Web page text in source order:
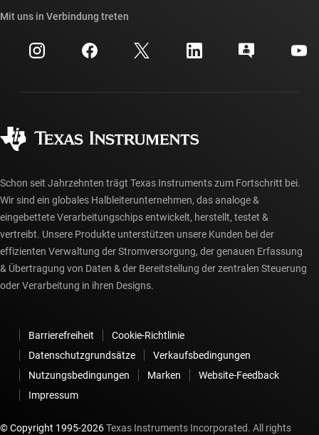
Investorenbeziehungen
Fertigung
Querverweis-Suche
Kundensupportzentrum
myTI-Konto FAQs
Häufig gestellte Fragen zu Bestellungen
Mit uns in Verbindung treten
Schon seit Jahrzehnten trägt Texas Instruments zum Fortschritt bei.
Wir sind ein globales Halbleiterunternehmen, das analoge &
eingebettete Verarbeitungschips entwickelt, herstellt, testet &
vertreibt. Unsere Produkte unterstützen unsere Kunden bei der
effizienten Verwaltung der Stromversorgung, der genauen Erfassung
& Übertragung von Daten & der Bereitstellung der zentralen Steuerung
oder Verarbeitung in ihren Designs.
Barrierefreiheit
Cookie-Richtlinie
Datenschutzgrundsätze
Verkaufsbedingungen
Nutzungsbedingungen
Marken
Website-Feedback
Impressum
© Copyright 1995-2026Texas Instruments Incorporated. All rights